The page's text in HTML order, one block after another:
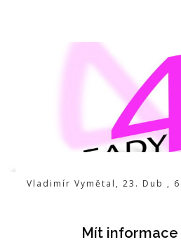
Vladimír Vymětal ,23. Dub ,
Mít informace